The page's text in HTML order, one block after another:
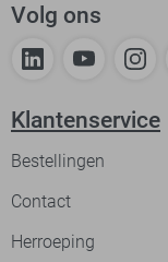
Volg ons
Klantenservice
Bestellingen
Contact
Herroeping